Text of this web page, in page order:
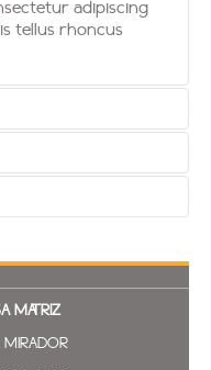
adipiscing
tellus rhoncus
Santa
Blvd El Hipódromo,
MATRIZ
MIRADOR